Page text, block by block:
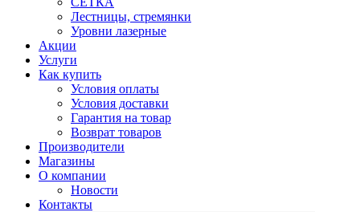
Лестницы, стремянки
Уровни лазерные
Акции
Услуги
Как купить
Условия оплаты
Условия доставки
Гарантия на товар
Возврат товаров
Производители
Магазины
О компании
Новости
Контакты